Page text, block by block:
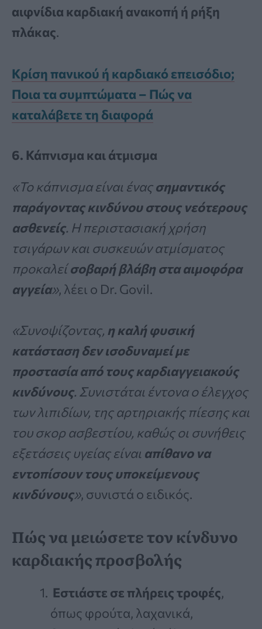
αιφνίδια καρδιακή ανακοπή ή ρήξη
πλάκας.
Κρίση πανικού ή καρδιακό επεισόδιο;
Ποια τα συμπτώματα – Πώς να
καταλάβετε τη διαφορά
6. Κάπνισμα και άτμισμα
«Το κάπνισμα είναι έναςσημαντικός
παράγοντας κινδύνου στους νεότερους
ασθενείς. Η περιστασιακή χρήση
τσιγάρων και συσκευών ατμίσματος
προκαλείσοβαρή βλάβη στα αιμοφόρα
αγγεία», λέει ο Dr. Govil.
«Συνοψίζοντας, η καλή φυσική
κατάσταση δεν ισοδυναμεί με
προστασία από τους καρδιαγγειακούς
κινδύνους. Συνιστάται έντονα ο έλεγχος
των λιπιδίων, της αρτηριακής πίεσης και
του σκορ ασβεστίου, καθώς οι συνήθεις
εξετάσεις υγείας είναι απίθανο να
εντοπίσουν τους υποκείμενους
κινδύνους», συνιστά ο ειδικός.
Πώς να μειώσετε τον κίνδυνο
καρδιακής προσβολής
Εστιάστε σε πλήρεις τροφές,
όπως φρούτα, λαχανικά,